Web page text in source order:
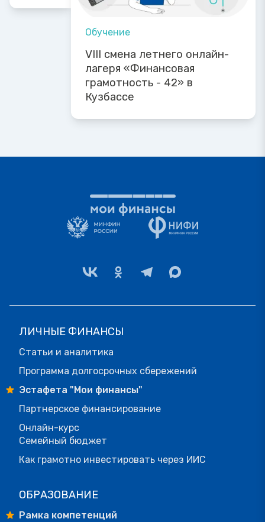
Обучение
VIII смена летнего онлайн-
лагеря «Финансовая
грамотность - 42» в
Кузбассе
ЛИЧНЫЕ ФИНАНСЫ
Статьи и аналитика
Программа долгосрочных сбережений
Эстафета "Мои финансы"
Партнерское финансирование
Онлайн-курс
Семейный бюджет
Как грамотно инвестировать через ИИС
ОБРАЗОВАНИЕ
Рамка компетенций